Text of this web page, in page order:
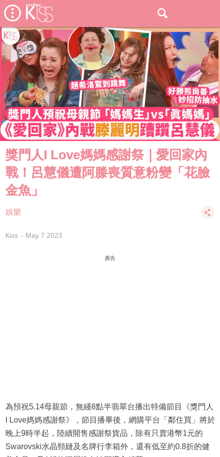
獎門人I Love媽媽感謝祭｜愛回家內
戰！呂慧儀遭阿滕喪質意粉變「花臉
金魚」
娛樂
Kiss May 7 2023
廣告
為預祝5.14母親節，無綫8點半翡翠台播出特備節目《獎門人
I Love媽媽感謝祭》，節目播畢後，網購平台「鄰住買」將於
晚上9時半起，陸續開售感謝祭貨品，除有只賣港幣1元的
Swarovski水晶頸鏈及名牌行李箱外，還有低至約0.8折的健